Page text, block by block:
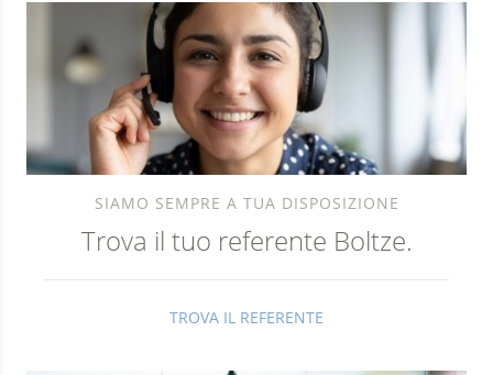
SIAMO SEMPRE A TUA DISPOSIZIONE
Trova il tuo referente Boltze.
TROVA IL REFERENTE